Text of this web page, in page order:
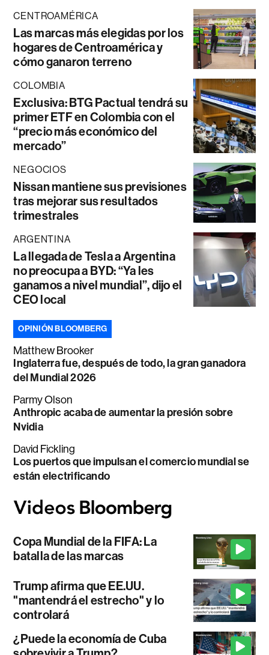
CENTROAMÉRICA
Las marcas más elegidas por los
hogares de Centroamérica y
cómo ganaron terreno
COLOMBIA
Exclusiva: BTG Pactual tendrá su
primer ETF en Colombia con el
“precio más económico del
mercado”
NEGOCIOS
Nissan mantiene sus previsiones
tras mejorar sus resultados
trimestrales
ARGENTINA
La llegada de Tesla a Argentina
no preocupa a BYD: “Ya les
ganamos a nivel mundial”, dijo el
CEO local
OPINIÓN BLOOMBERG
Matthew Brooker
Inglaterra fue, después de todo, la gran ganadora
del Mundial 2026
Parmy Olson
Anthropic acaba de aumentar la presión sobre
Nvidia
David Fickling
Los puertos que impulsan el comercio mundial se
están electrificando
Copa Mundial de la FIFA: La
batalla de las marcas
Trump afirma que EE.UU.
"mantendrá el estrecho" y lo
controlará
¿Puede la economía de Cuba